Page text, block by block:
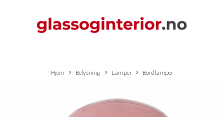
Hjem Belysning Lamper Bordlamper